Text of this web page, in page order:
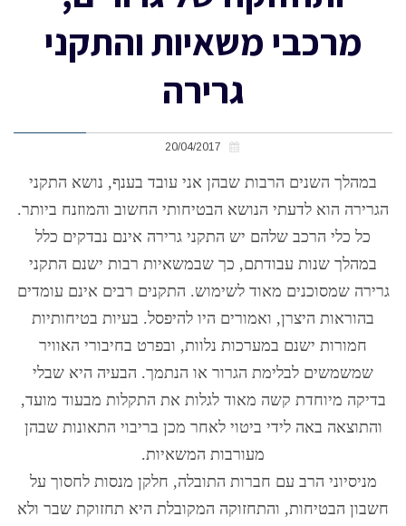
מרכבי משאיות והתקני
גרירה
במהלך השנים הרבות שבהן אני עובד בענף, נושא התקני
הגרירה הוא לדעתי הנושא הבטיחותי החשוב והמוזנח ביותר.
כל כלי הרכב שלהם יש התקני גרירה אינם נבדקים כלל
במהלך שנות עבודתם, כך שבמשאיות רבות ישנם התקני
גרירה שמסוכנים מאוד לשימוש. התקנים רבים אינם עומדים
בהוראות היצרן, ואמורים היו להיפסל. בעיות בטיחותיות
חמורות ישנם במערכות נלוות, ובפרט בחיבורי האוויר
שמשמשים לבלימת הגרור או הנתמך. הבעיה היא שבלי
בדיקה מיוחדת קשה מאוד לגלות את התקלות מבעוד מועד,
והתוצאה באה לידי ביטוי לאחר מכן בריבוי התאונות שבהן
מעורבות המשאיות.
מניסיוני הרב עם חברות התובלה, חלקן מנסות לחסוך על
חשבון הבטיחות, והתחזוקה המקובלת היא תחזוקת שבר ולא